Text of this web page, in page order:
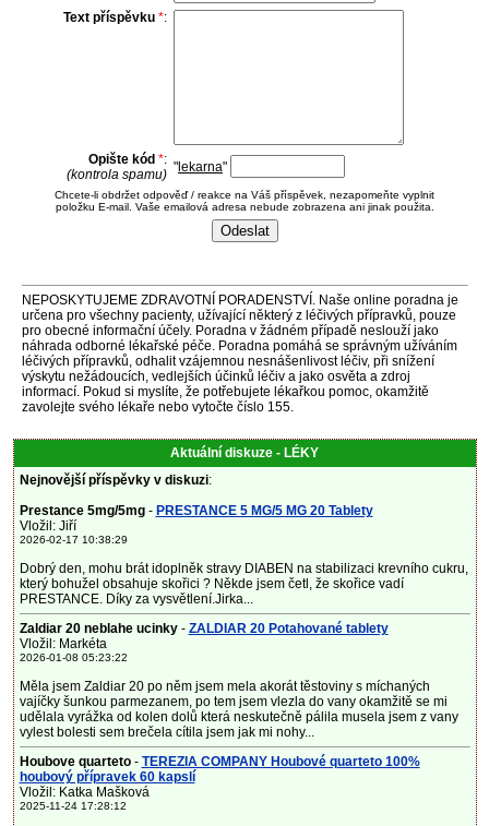
Text příspěvku *:
Opište kód *:
(kontrola spamu) " lekarna"
Chcete-li obdržet odpověď / reakce na Váš příspěvek, nezapomeňte vyplnit
položku E-mail. Vaše emailová adresa nebude zobrazena ani jinak použita.
NEPOSKYTUJEME ZDRAVOTNÍ PORADENSTVÍ. Naše online poradna je
určena pro všechny pacienty, užívající některý z léčivých přípravků, pouze
pro obecné informační účely. Poradna v žádném případě neslouží jako
náhrada odborné lékařské péče. Poradna pomáhá se správným užíváním
léčivých přípravků, odhalit vzájemnou nesnášenlivost léčiv, při snížení
výskytu nežádoucích, vedlejších účinků léčiv a jako osvěta a zdroj
informací. Pokud si myslíte, že potřebujete lékařkou pomoc, okamžitě
zavolejte svého lékaře nebo vytočte číslo 155.
Aktuální diskuze - LÉKY
Nejnovější příspěvky v diskuzi:
Prestance 5mg/5mg- PRESTANCE 5 MG/5 MG 20 Tablety
Vložil: Jiří
2026-02-17 10:38:29
Dobrý den, mohu brát idoplněk stravy DIABEN na stabilizaci krevního cukru,
který bohužel obsahuje skořici ? Někde jsem četl, že skořice vadí
PRESTANCE. Díky za vysvětlení.Jirka...
Zaldiar 20 neblahe ucinky- ZALDIAR 20 Potahované tablety
Vložil: Markéta
2026-01-08 05:23:22
Měla jsem Zaldiar 20 po něm jsem mela akorát těstoviny s míchaných
vajíčky šunkou parmezanem, po tem jsem vlezla do vany okamžitě se mi
udělala vyrážka od kolen dolů která neskutečně pálila musela jsem z vany
vylest bolesti sem brečela cítila jsem jak mi nohy...
Houbove quarteto- TEREZIA COMPANY Houbové quarteto 100%
houbový přípravek 60 kapslí
Vložil: Katka Mašková
2025-11-24 17:28:12